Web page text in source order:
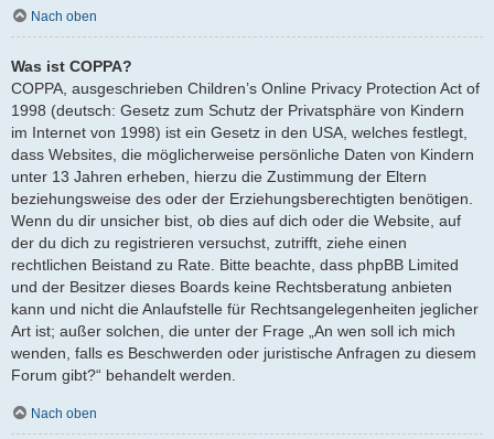
Nach oben
Was ist COPPA?
COPPA, ausgeschrieben Children’s Online Privacy Protection Act of
1998 (deutsch: Gesetz zum Schutz der Privatsphäre von Kindern
im Internet von 1998) ist ein Gesetz in den USA, welches festlegt,
dass Websites, die möglicherweise persönliche Daten von Kindern
unter 13 Jahren erheben, hierzu die Zustimmung der Eltern
beziehungsweise des oder der Erziehungsberechtigten benötigen.
Wenn du dir unsicher bist, ob dies auf dich oder die Website, auf
der du dich zu registrieren versuchst, zutrifft, ziehe einen
rechtlichen Beistand zu Rate. Bitte beachte, dass phpBB Limited
und der Besitzer dieses Boards keine Rechtsberatung anbieten
kann und nicht die Anlaufstelle für Rechtsangelegenheiten jeglicher
Art ist; außer solchen, die unter der Frage „An wen soll ich mich
wenden, falls es Beschwerden oder juristische Anfragen zu diesem
Forum gibt?“ behandelt werden.
Nach oben